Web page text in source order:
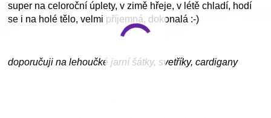
super na celoroční úplety, v zimě hřeje, v létě chladí, hodí
se i na holé tělo, velmi příjemná, dokonalá :-)
doporučuji na lehoučké jarní šátky, svetříky, cardigany